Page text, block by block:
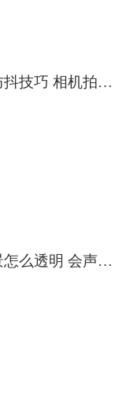
物轮廓的内部绘制，尽
手机拍视频防抖技巧 相机拍视频怎么防抖
会声会影背景怎么透明 会声会影背景色如何修改